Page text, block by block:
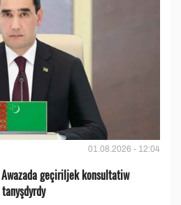
01.08.2026 - 12:04
geçiriljek konsultatiw